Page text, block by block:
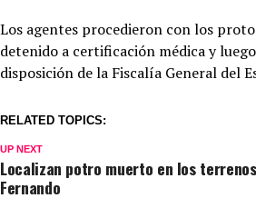
Los agentes procedieron con los
detenido a certificación médica y
disposición de la Fiscalía General del
RELATED TOPICS:
UP NEXT
Localizan potro muerto en los
Fernando